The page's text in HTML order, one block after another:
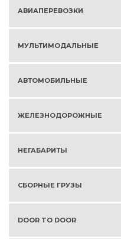
АВИАПЕРЕВОЗКИ
МУЛЬТИМОДАЛЬНЫЕ
АВТОМОБИЛЬНЫЕ
ЖЕЛЕЗНОДОРОЖНЫЕ
НЕГАБАРИТЫ
СБОРНЫЕ ГРУЗЫ
DOOR TO DOOR